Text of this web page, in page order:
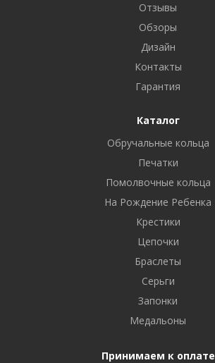
Отзывы
Обзоры
Дизайн
Контакты
Гарантия
Каталог
Обручальные кольца
Печатки
Помолвочные кольца
На Рождение Ребенка
Крестики
Цепочки
Браслеты
Серьги
Запонки
Медальоны
Принимаем к оплате